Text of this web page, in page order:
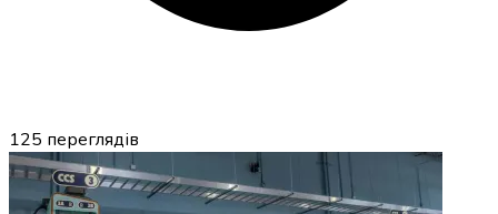
125 переглядів